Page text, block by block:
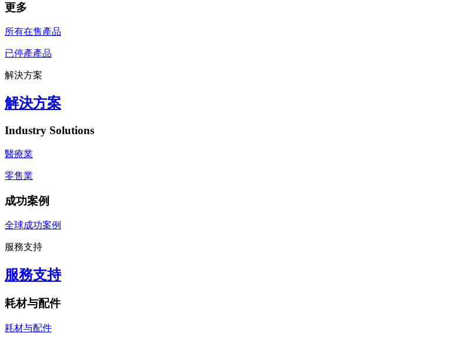
更多
所有在售產品
已停產產品
解決方案
解決方案
Industry Solutions
醫療業
零售業
成功案例
全球成功案例
服務支持
服務支持
耗材与配件
耗材与配件